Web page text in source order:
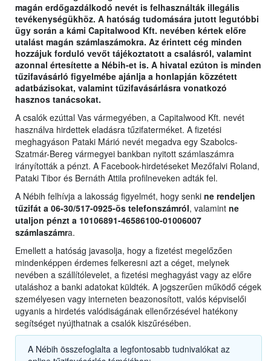
magán erdőgazdálkodó nevét is felhasználták illegális
tevékenységükhöz. A hatóság tudomására jutott legutóbbi
ügy során a kámi Capitalwood Kft. nevében kértek előre
utalást magán számlaszámokra. Az érintett cég minden
hozzájuk forduló vevőt tájékoztatott a csalásról, valamint
azonnal értesítette a Nébih-et is. A hivatal ezúton is minden
tűzifavásárló figyelmébe ajánlja a honlapján közzétett
adatbázisokat, valamint tűzifavásárlásra vonatkozó
hasznos tanácsokat.
A csalók ezúttal Vas vármegyében, a Capitalwood Kft. nevét
használva hirdettek eladásra tűzifaterméket. A fizetési
meghagyáson Pataki Márió nevét megadva egy Szabolcs-
Szatmár-Bereg vármegyei bankban nyitott számlaszámra
irányították a pénzt. A Facebook-hirdetéseket Mezőfalvi Roland,
Pataki Tibor és Bernáth Attila profilneveken adták fel.
A Nébih felhívja a lakosság figyelmét, hogy senki ne rendeljen
tűzifát a 06-30/517-0925-ös telefonszámról, valamint ne
utaljon pénzt a 10106891-46586100-01006007
számlaszámra.
Emellett a hatóság javasolja, hogy a fizetést megelőzően
mindenképpen érdemes felkeresni azt a céget, melynek
nevében a szállítólevelet, a fizetési meghagyást vagy az előre
utaláshoz a banki adatokat küldték. A jogszerűen működő cégek
személyesen vagy interneten beazonosított, valós képviselői
ugyanis a hirdetés valódiságának ellenőrzésével hatékony
segítséget nyújthatnak a csalók kiszűrésében.
A Nébih összefoglalta a legfontosabb tudnivalókat az